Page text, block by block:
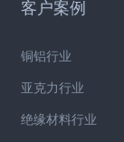
客户案例
铜铝行业
亚克力行业
绝缘材料行业